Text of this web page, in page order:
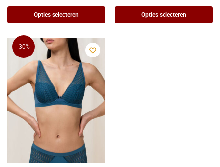
Opties selecteren Opties selecteren
-30%